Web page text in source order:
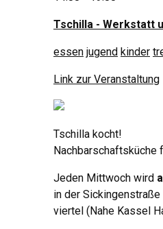
Tschilla - Werkstatt
essen jugend kinder
Link zur Veranstaltung
Tschilla kocht!
Nachbarschaftsküche
Jeden Mittwoch wird
in der
viertel (Nahe Kassel